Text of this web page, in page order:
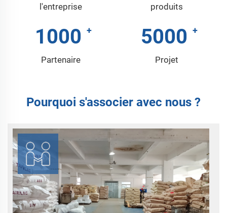
l'entreprise
produits
1000
Partenaire
5000
Projet
Pourquoi s'associer avec nous ?